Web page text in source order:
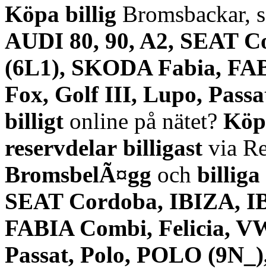
Köpa billig Bromsbackar,
AUDI 80, 90, A2, SEAT
(6L1), SKODA Fabia,
Fox, Golf III, Lupo,
billigt online på nätet? Köp
reservdelar billigast via
BromsbelÃ¤gg och billiga
SEAT Cordoba, IBIZA,
FABIA Combi, Felicia,
Passat, Polo, POLO